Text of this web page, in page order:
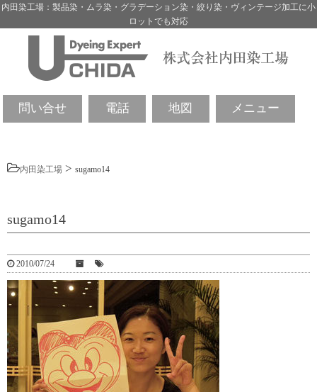
内田染工場：製品染・ムラ染・グラデーション染・絞り染・ヴィンテージ加工に小
ロットでも対応
問い合せ 電話 地図 メニュー
内田染工場 > sugamo14
sugamo14
2010/07/24